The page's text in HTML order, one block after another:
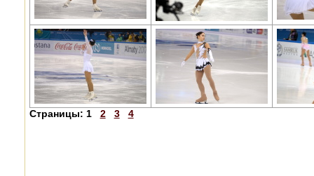
Страницы: 1 2 3 4